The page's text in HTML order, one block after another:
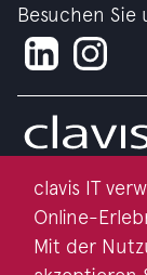
Besuchen Sie
Impressum
Datenschutz
clavis IT
Online-
Mit der